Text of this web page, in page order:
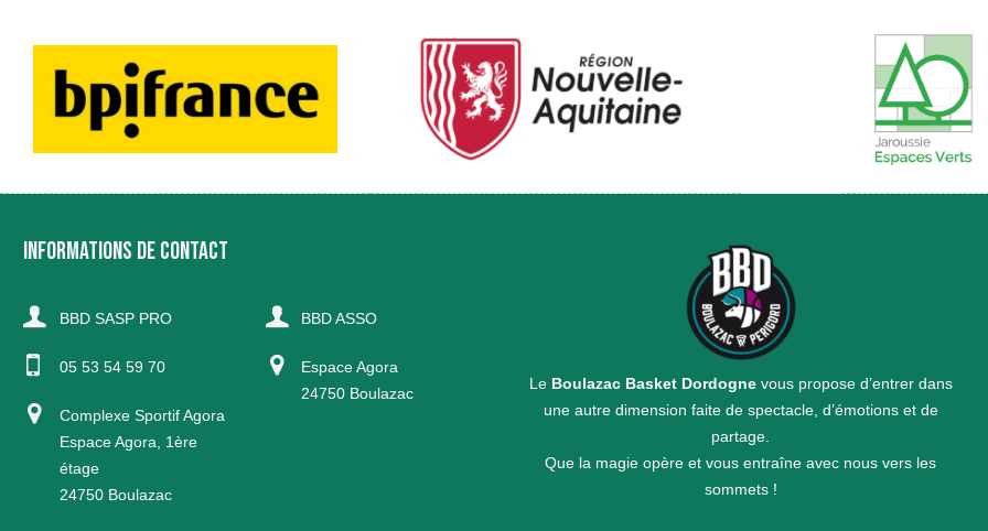
INFORMATIONS DE CONTACT
BBD SASP PRO
05 53 54 59 70
Complexe Sportif Agora
Espace Agora, 1ère
étage
24750 Boulazac
BBD ASSO
Espace Agora
24750 Boulazac
Le Boulazac Basket Dordognevous propose d’entrer dans
une autre dimension faite de spectacle, d’émotions et de
partage.
Que la magie opère et vous entraîne avec nous vers les
sommets !